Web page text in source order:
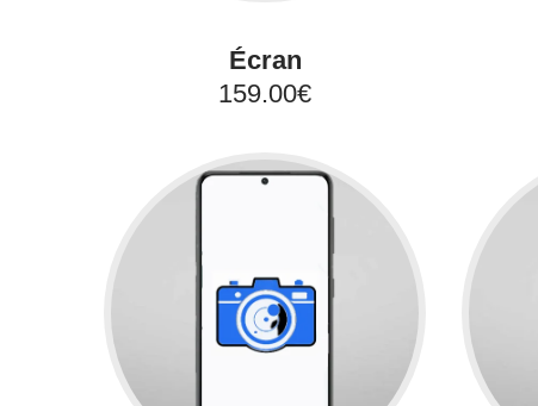
Écran
159.00€